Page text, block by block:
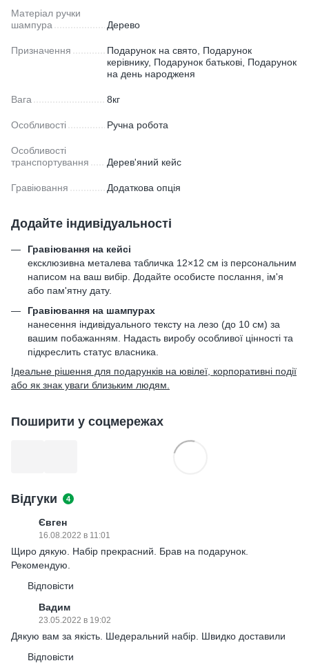
Матеріал ручки
шампура
Дерево
Призначення
Подарунок на свято, Подарунок
керівнику, Подарунок батькові, Подарунок
на день народженя
Вага 8кг
Особливості Ручна робота
Особливості
транспортування
Дерев'яний кейс
Гравіювання Додаткова опція
Додайте індивідуальності
Гравіювання на кейсі
ексклюзивна металева табличка 12×12 см із персональним
написом на ваш вибір. Додайте особисте послання, ім'я
або пам'ятну дату.
Гравіювання на шампурах
нанесення індивідуального тексту на лезо (до 10 см) за
вашим побажанням. Надасть виробу особливої цінності та
підкреслить статус власника.
Ідеальне рішення для подарунків на ювілеї, корпоративні події
або як знак уваги близьким людям.
Поширити у соцмережах
Відгуки 4
Євген
16.08.2022 в 11:01
Щиро дякую. Набір прекрасний. Брав на подарунок.
Рекомендую.
Відповісти
Вадим
23.05.2022 в 19:02
Дякую вам за якість. Шедеральний набір. Швидко доставили
Відповісти